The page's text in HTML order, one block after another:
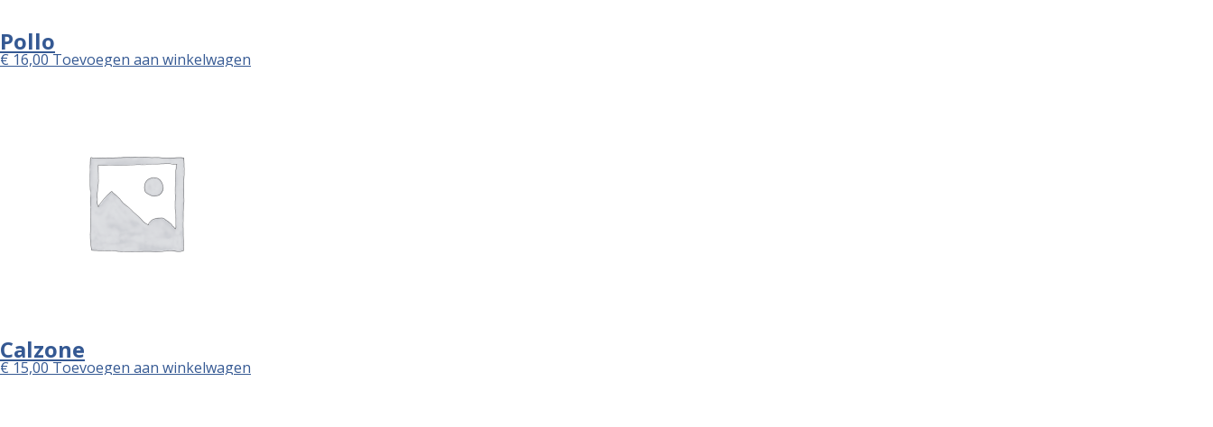
Pollo
€16,00Toevoegen aan winkelwagen
Calzone
€15,00Toevoegen aan winkelwagen